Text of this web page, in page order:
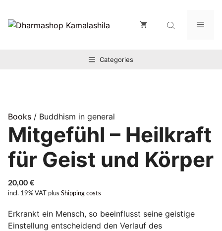
Inhalt
springen
Categories
Books / Buddhism in general
Mitgefühl – Heilkraft
für Geist und Körper
20,00 €
incl. 19% VAT plus Shipping costs
Erkrankt ein Mensch, so beeinflusst seine geistige
Einstellung entscheidend den Verlauf des